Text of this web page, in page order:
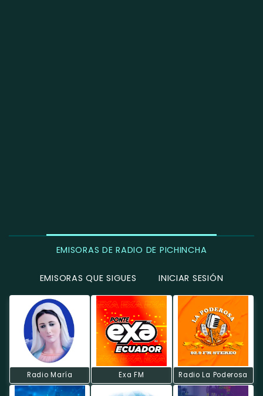
EMISORAS DE RADIO DE PICHINCHA
EMISORAS QUE SIGUES INICIAR SESIÓN
Radio María Exa FM Radio La Poderosa